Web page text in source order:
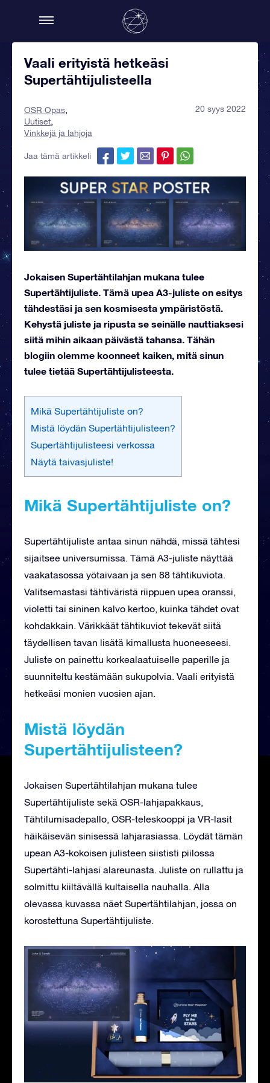
Vaali erityistä hetkeäsi
Supertähtijulisteella
OSR Opas
Uutiset
Vinkkejä ja lahjoja
20 syys 2022
Jaa tämä artikkeli
Jokaisen Supertähtilahjan mukana tulee
Supertähtijuliste. Tämä upea A3-juliste on esitys
tähdestäsi ja sen kosmisesta ympäristöstä.
Kehystä juliste ja ripusta se seinälle nauttiaksesi
siitä mihin aikaan päivästä tahansa. Tähän
blogiin olemme koonneet kaiken, mitä sinun
tulee tietää Supertähtijulisteesta.
Mikä Supertähtijuliste on?
Mistä löydän Supertähtijulisteen?
Supertähtijulisteesi verkossa
Näytä taivasjuliste!
Mikä Supertähtijuliste on?
Supertähtijuliste antaa sinun nähdä, missä tähtesi
sijaitsee universumissa. Tämä A3-juliste näyttää
vaakatasossa yötaivaan ja sen 88 tähtikuviota.
Valitsemastasi tähtiväristä riippuen upea oranssi,
violetti tai sininen kalvo kertoo, kuinka tähdet ovat
kohdakkain. Värikkäät tähtikuviot tekevät siitä
täydellisen tavan lisätä kimallusta huoneeseesi.
Juliste on painettu korkealaatuiselle paperille ja
suunniteltu kestämään sukupolvia. Vaali erityistä
hetkeäsi monien vuosien ajan.
Mistä löydän
Supertähtijulisteen?
Jokaisen Supertähtilahjan mukana tulee
Supertähtijuliste sekä OSR-lahjapakkaus,
Tähtilumisadepallo, OSR-teleskooppi ja VR-lasit
häikäisevän sinisessä lahjarasiassa. Löydät tämän
upean A3-kokoisen julisteen siististi piilossa
Supertähti-lahjasi alareunasta. Juliste on rullattu ja
solmittu kiiltävällä kultaisella nauhalla. Alla
olevassa kuvassa näet Supertähtilahjan, jossa on
korostettuna Supertähtijuliste.